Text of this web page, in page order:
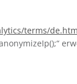
terms/